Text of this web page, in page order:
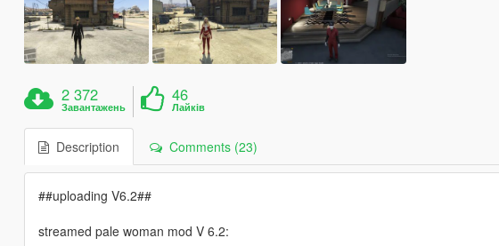
2 372
Завантажень
46
Лайків
Description Comments (23)
##uploading V6.2##
streamed pale woman mod V 6.2: